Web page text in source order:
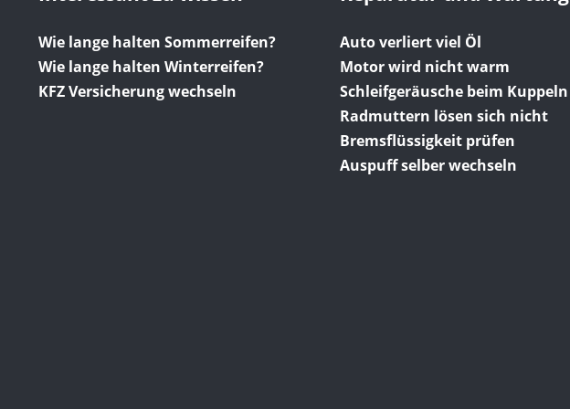
Wie lange halten Sommerreifen?
Wie lange halten Winterreifen?
KFZ Versicherung wechseln
Auto verliert viel Öl
Motor wird nicht warm
Schleifgeräusche beim Kuppeln
Radmuttern lösen sich nicht
Bremsflüssigkeit prüfen
Auspuff selber wechseln